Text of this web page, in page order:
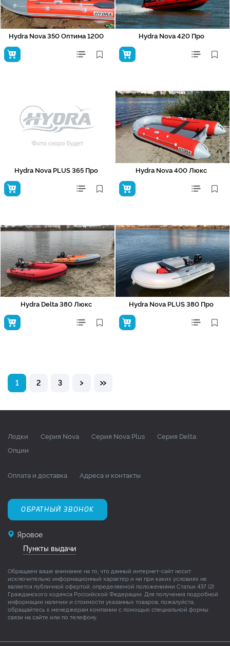
Hydra Nova 350 Оптима 1200 Hydra Nova 420 Про
Hydra Nova PLUS 365 Про Hydra Nova 400 Люкс
Hydra Delta 380 Люкс Hydra Nova PLUS 380 Про
1 2 3 › »
Лодки Серия Nova Серия Nova Plus
Серия Delta
Опции
Оплата и доставка Адреса и контакты
ОБРАТНЫЙ ЗВОНОК
Яровое
Пункты выдачи
Обращаем ваше внимание на то, что данный интернет-сайт носит
исключительно информационный характер и ни при каких условиях не
является публичной офертой, определяемой положениями Статьи 437 (2)
Гражданского кодекса Российской Федерации. Для получения подробной
информации наличии и стоимости указанных товаров, пожалуйста,
обращайтесь к менеджерам компании с помощью специальной формы
связи на сайте или по телефону.